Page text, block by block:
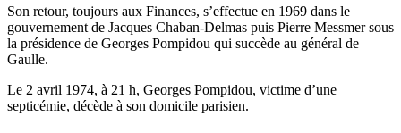
Son retour, toujours aux Finances, s’effectue en 1969 dans le
gouvernement de Jacques Chaban-Delmas puis Pierre Messmer sous
la présidence de Georges Pompidou qui succède au général de
Gaulle.
Le 2 avril 1974, à 21 h, Georges Pompidou, victime d’une
septicémie, décède à son domicile parisien.